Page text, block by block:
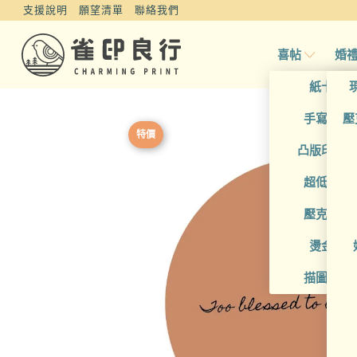
支援說明 願望清單 聯絡我們
喜帖
紙卡喜帖
手寫風喜
凸版印刷
超低價喜
壓克力喜
燙金喜帖
描圖紙喜
婚
特價